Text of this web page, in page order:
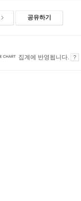
공유하기
집계에 반영됩니다.